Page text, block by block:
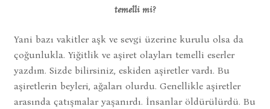
temelli mi?
Yani bazı vakitler aşk ve sevgi üzerine kurulu olsa da
çoğunlukla. Yiğitlik ve aşiret olayları temelli eserler
yazdım. Sizde bilirsiniz, eskiden aşiretler vardı. Bu
aşiretlerin beyleri, ağaları olurdu. Genellikle aşiretler
arasında çatışmalar yaşanırdı. İnsanlar öldürülürdü. Bu